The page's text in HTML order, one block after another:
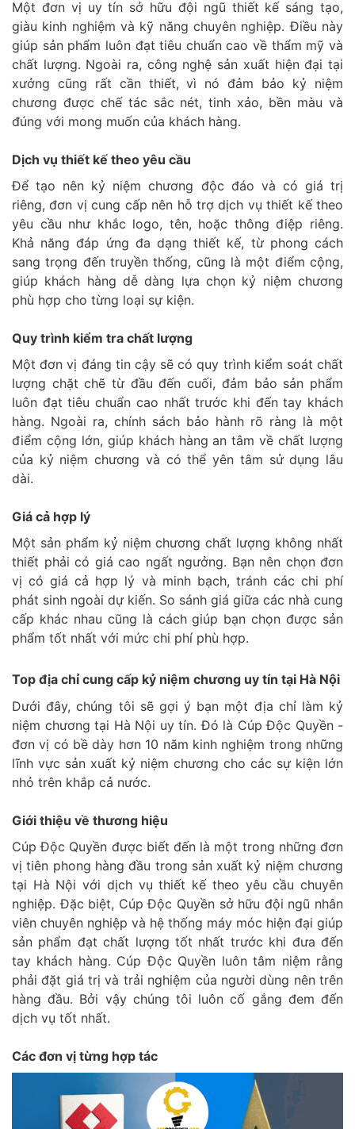
Một đơn vị uy tín sở hữu đội ngũ thiết kế sáng tạo,
giàu kinh nghiệm và kỹ năng chuyên nghiệp. Điều này
giúp sản phẩm luôn đạt tiêu chuẩn cao về thẩm mỹ và
chất lượng. Ngoài ra, công nghệ sản xuất hiện đại tại
xưởng cũng rất cần thiết, vì nó đảm bảo kỷ niệm
chương được chế tác sắc nét, tinh xảo, bền màu và
đúng với mong muốn của khách hàng.
Dịch vụ thiết kế theo yêu cầu
Để tạo nên kỷ niệm chương độc đáo và có giá trị
riêng, đơn vị cung cấp nên hỗ trợ dịch vụ thiết kế theo
yêu cầu như khắc logo, tên, hoặc thông điệp riêng.
Khả năng đáp ứng đa dạng thiết kế, từ phong cách
sang trọng đến truyền thống, cũng là một điểm cộng,
giúp khách hàng dễ dàng lựa chọn kỷ niệm chương
phù hợp cho từng loại sự kiện.
Quy trình kiểm tra chất lượng
Một đơn vị đáng tin cậy sẽ có quy trình kiểm soát chất
lượng chặt chẽ từ đầu đến cuối, đảm bảo sản phẩm
luôn đạt tiêu chuẩn cao nhất trước khi đến tay khách
hàng. Ngoài ra, chính sách bảo hành rõ ràng là một
điểm cộng lớn, giúp khách hàng an tâm về chất lượng
của kỷ niệm chương và có thể yên tâm sử dụng lâu
dài.
Giá cả hợp lý
Một sản phẩm kỷ niệm chương chất lượng không nhất
thiết phải có giá cao ngất ngưởng. Bạn nên chọn đơn
vị có giá cả hợp lý và minh bạch, tránh các chi phí
phát sinh ngoài dự kiến. So sánh giá giữa các nhà cung
cấp khác nhau cũng là cách giúp bạn chọn được sản
phẩm tốt nhất với mức chi phí phù hợp.
Top địa chỉ cung cấp kỷ niệm chương uy tín tại Hà Nội
Dưới đây, chúng tôi sẽ gợi ý bạn một địa chỉ làm kỷ
niệm chương tại Hà Nội uy tín. Đó là Cúp Độc Quyền -
đơn vị có bề dày hơn 10 năm kinh nghiệm trong những
lĩnh vực sản xuất kỷ niệm chương cho các sự kiện lớn
nhỏ trên khắp cả nước.
Giới thiệu về thương hiệu
Cúp Độc Quyền được biết đến là một trong những đơn
vị tiên phong hàng đầu trong sản xuất kỷ niệm chương
tại Hà Nội với dịch vụ thiết kế theo yêu cầu chuyên
nghiệp. Đặc biệt, Cúp Độc Quyền sở hữu đội ngũ nhân
viên chuyên nghiệp và hệ thống máy móc hiện đại giúp
sản phẩm đạt chất lượng tốt nhất trước khi đưa đến
tay khách hàng. Cúp Độc Quyền luôn tâm niệm rằng
phải đặt giá trị và trải nghiệm của người dùng nên trên
hàng đầu. Bởi vậy chúng tôi luôn cố gắng đem đến
dịch vụ tốt nhất.
Các đơn vị từng hợp tác